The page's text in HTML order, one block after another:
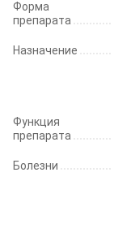
Форма
препарата
Назначение
Функция
препарата
Болезни